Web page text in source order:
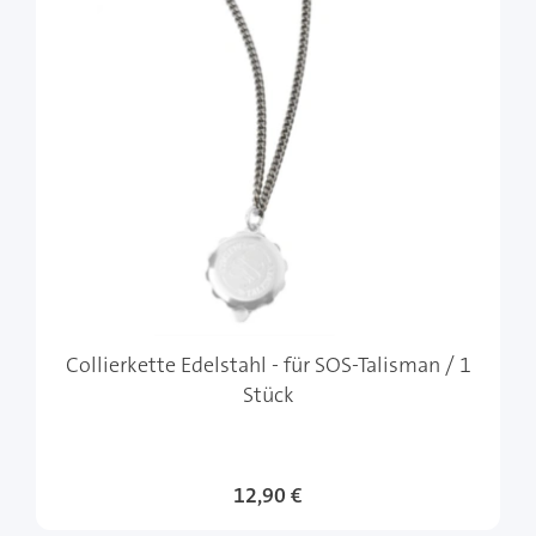
Collierkette Edelstahl - für SOS-Talisman / 1
Stück
12,90 €